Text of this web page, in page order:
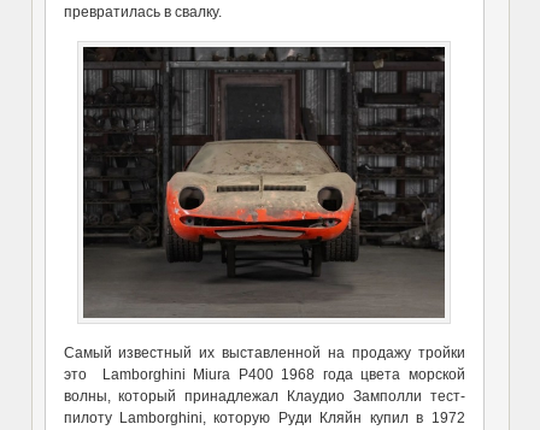
превратилась в свалку.
Самый известный их выставленной на продажу тройки
это Lamborghini Miura P400 1968 года цвета морской
волны, который принадлежал Клаудио Замполли тест-
пилоту Lamborghini, которую Руди Кляйн купил в 1972